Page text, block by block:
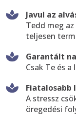
Javul az
Tedd meg
teljesen
Garantált
Csak Te és a
Fiatalosabb
A stressz
öregedési